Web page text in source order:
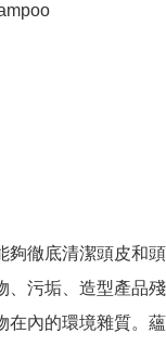
夠徹底清潔頭皮和
、污垢、造型產品
在內的環境雜質。